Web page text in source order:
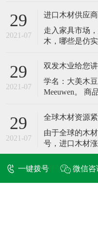
比较广泛的，
是很了解，那
呢？下面我详
及缺点?缅甸柚
29
2021-07
走入家具市场
木，哪些是仿
何为缅甸进口
表面一般都能
制造者对于实
29
2021-07
双发木业给您
学名：大美木豆
Meeuwen。 商品名：阿夫莫西亚
岸）；Ejen（喀
Bahala、
29
2021-07
全球木材资源
由于全球的木
号，进口木材
作为我国进口
亚，非洲以及
大，直接影响
一键拨号 微信咨